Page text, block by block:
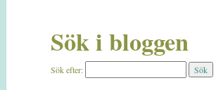
Sök i bloggen
Sök efter: